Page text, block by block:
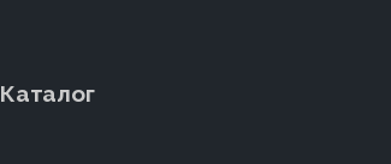
Каталог